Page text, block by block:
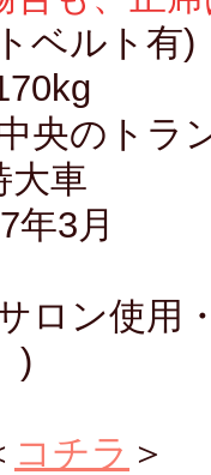
ベルト
央のトラ
大車
年3月
ロン使用
)
コチラ ＞